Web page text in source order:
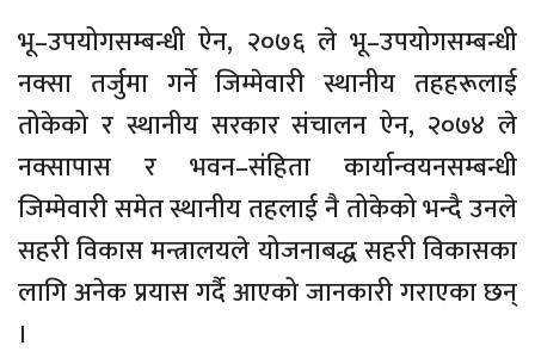
भू–उपयोगसम्बन्धी ऐन, २०७६ ले भू–उपयोगसम्बन्धी
नक्सा तर्जुमा गर्ने जिम्मेवारी स्थानीय तहहरूलाई
तोकेको र स्थानीय सरकार संचालन ऐन, २०७४ ले
नक्सापास र भवन–संहिता कार्यान्वयनसम्बन्धी
जिम्मेवारी समेत स्थानीय तहलाई नै तोकेको भन्दै उनले
सहरी विकास मन्त्रालयले योजनाबद्ध सहरी विकासका
लागि अनेक प्रयास गर्दै आएको जानकारी गराएका छन्
।